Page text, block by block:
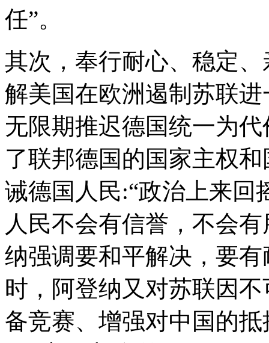
任”。
其次，奉行耐心、稳定
解美国在欧洲遏制苏联
无限期推迟德国统一为
了联邦德国的国家主权
诫德国人民:“政治上来回
人民不会有信誉，不会
纳强调要和平解决，要
时，阿登纳又对苏联因
备竞赛、增强对中国的